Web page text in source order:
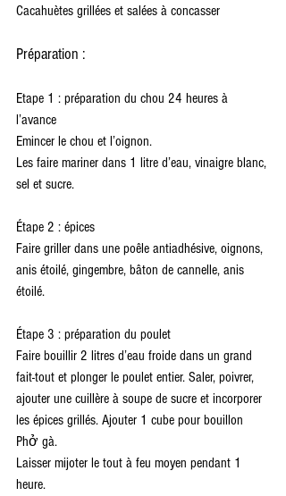
Cacahuètes grillées et salées à concasser
Préparation :
Etape 1 : préparation du chou 24 heures à
l’avance
Emincer le chou et l’oignon.
Les faire mariner dans 1 litre d’eau, vinaigre blanc,
sel et sucre.
Étape 2 : épices
Faire griller dans une poêle antiadhésive, oignons,
anis étoilé, gingembre, bâton de cannelle, anis
étoilé.
Étape 3 : préparation du poulet
Faire bouillir 2 litres d’eau froide dans un grand
fait-tout et plonger le poulet entier. Saler, poivrer,
ajouter une cuillère à soupe de sucre et incorporer
les épices grillés. Ajouter 1 cube pour bouillon
Phở gà.
Laisser mijoter le tout à feu moyen pendant 1
heure.